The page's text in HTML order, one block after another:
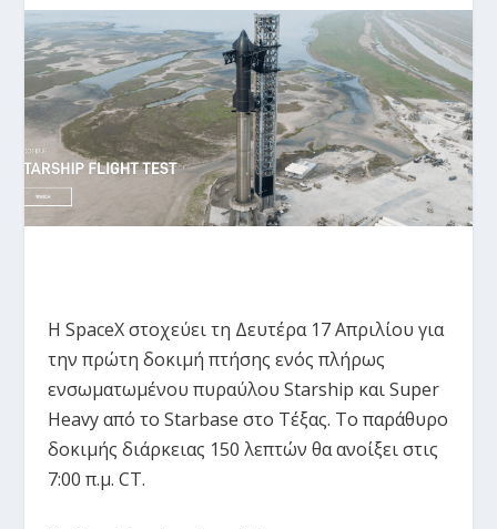
Η SpaceX στοχεύει τη Δευτέρα 17 Απριλίου για
την πρώτη δοκιμή πτήσης ενός πλήρως
ενσωματωμένου πυραύλου Starship και Super
Heavy από το Starbase στο Τέξας. Το παράθυρο
δοκιμής διάρκειας 150 λεπτών θα ανοίξει στις
7:00 π.μ. CT.